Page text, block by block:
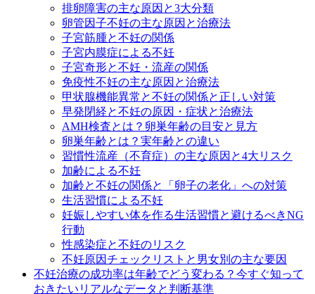
排卵障害の主な原因と3大分類
卵管因子不妊の主な原因と治療法
子宮筋腫と不妊の関係
子宮内膜症による不妊
子宮奇形と不妊・流産の関係
免疫性不妊の主な原因と治療法
甲状腺機能異常と不妊の関係と正しい対策
早発閉経と不妊の原因・症状と治療法
AMH検査とは？卵巣年齢の目安と見方
卵巣年齢とは？実年齢との違い
習慣性流産（不育症）の主な原因と4大リスク
加齢による不妊
加齢と不妊の関係と「卵子の老化」への対策
生活習慣による不妊
妊娠しやすい体を作る生活習慣と避けるべきNG
行動
性感染症と不妊のリスク
不妊原因チェックリストと男女別の主な要因
不妊治療の成功率は年齢でどう変わる？今すぐ知って
おきたいリアルなデータと判断基準